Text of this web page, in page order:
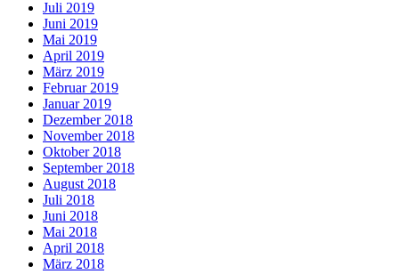
Juli 2019
Juni 2019
Mai 2019
April 2019
März 2019
Februar 2019
Januar 2019
Dezember 2018
November 2018
Oktober 2018
September 2018
August 2018
Juli 2018
Juni 2018
Mai 2018
April 2018
März 2018